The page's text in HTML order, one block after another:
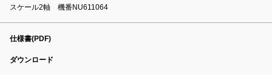
スケール2軸 機番NU611064
仕様書(PDF)
ダウンロード